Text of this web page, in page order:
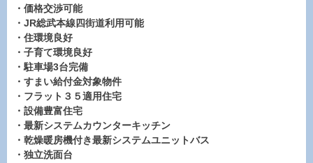
・価格交渉可能
・JR総武本線四街道利用可能
・住環境良好
・子育て環境良好
・駐車場3台完備
・すまい給付金対象物件
・フラット３５適用住宅
・設備豊富住宅
・最新システムカウンターキッチン
・乾燥暖房機付き最新システムユニットバス
・独立洗面台